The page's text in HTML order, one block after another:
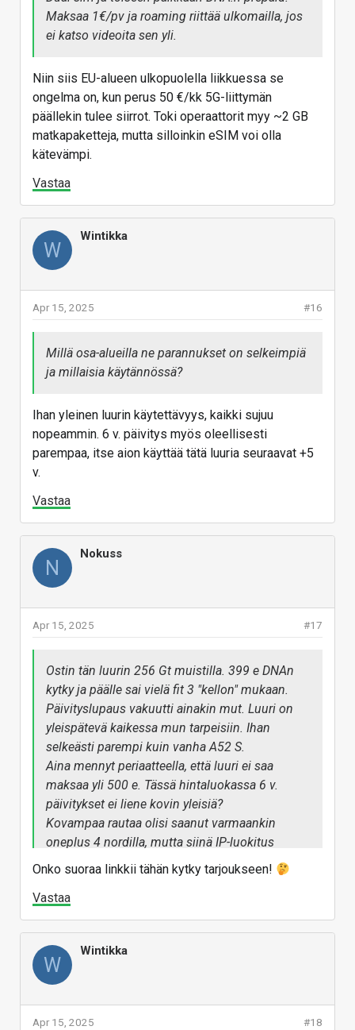
Maksaa 1€/pv ja roaming riittää ulkomailla, jos
ei katso videoita sen yli.
Niin siis EU-alueen ulkopuolella liikkuessa se
ongelma on, kun perus 50 €/kk 5G-liittymän
päällekin tulee siirrot. Toki operaattorit myy ~2 GB
matkapaketteja, mutta silloinkin eSIM voi olla
kätevämpi.
Vastaa
W
Wintikka
#16
Apr 15, 2025
Millä osa-alueilla ne parannukset on selkeimpiä
ja millaisia käytännössä?
Ihan yleinen luurin käytettävyys, kaikki sujuu
nopeammin. 6 v. päivitys myös oleellisesti
parempaa, itse aion käyttää tätä luuria seuraavat +5
v.
Vastaa
N
Nokuss
#17
Apr 15, 2025
Ostin tän luurin 256 Gt muistilla. 399 e DNAn
kytky ja päälle sai vielä fit 3 "kellon" mukaan.
Päivityslupaus vakuutti ainakin mut. Luuri on
yleispätevä kaikessa mun tarpeisiin. Ihan
selkeästi parempi kuin vanha A52 S.
Aina mennyt periaatteella, että luuri ei saa
maksaa yli 500 e. Tässä hintaluokassa 6 v.
päivitykset ei liene kovin yleisiä?
Kovampaa rautaa olisi saanut varmaankin
oneplus 4 nordilla, mutta siinä IP-luokitus
selkeästi huonompi ja ei niin hyvät softatuet.
Onko suoraa linkkii tähän kytky tarjoukseen!
Vastaa
W
Wintikka
#18
Apr 15, 2025